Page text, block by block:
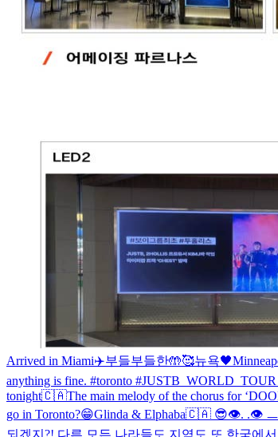
Arrived in Miami✈️부들부들한🤲🥰뉴욕🖤
anything is fine. #toronto
tonight🇨🇦The main melody of the chorus for
go in Toronto?😁Glinda & Elphaba🇨🇦 😎👁️. .👁️ ㅡ
되겠지?! 다른 모든 나라들도 지역도 또 한국에